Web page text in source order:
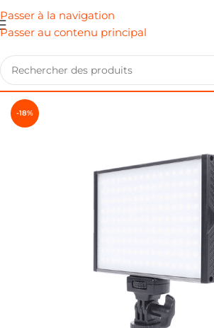
Passer à la navigation
Passer au contenu principal
-18%